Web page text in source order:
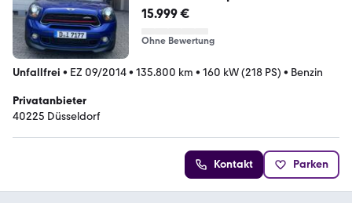
Paceman ALL4,Facelift,Euro 6
15.999 €
Ohne Bewertung
Unfallfrei • EZ 09/2014• 135.800 km • 160 kW (218 PS) • Benzin
Privatanbieter
40225 Düsseldorf
Kontakt Parken